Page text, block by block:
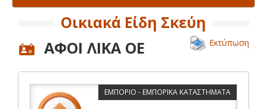
Οικιακά Είδη Σκεύη
ΑΦΟΙ ΛΙΚΑ ΟΕ Εκτύπωση
ΕΜΠΟΡΙΟ - ΕΜΠΟΡΙΚΑ ΚΑΤΑΣΤΗΜΑΤΑ